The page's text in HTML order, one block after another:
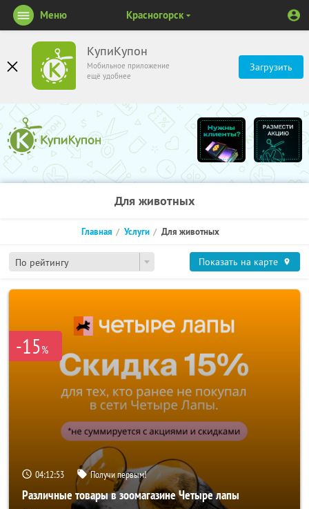
КупиКупон
Мобильное приложение
ещё удобнее
Загрузить
Меню Красногорск
Для животных
По рейтингу
Главная Услуги Для животных
Показать на карте
-15%
04:12:53 Получи первым!
Различные товары в зоомагазине Четыре лапы